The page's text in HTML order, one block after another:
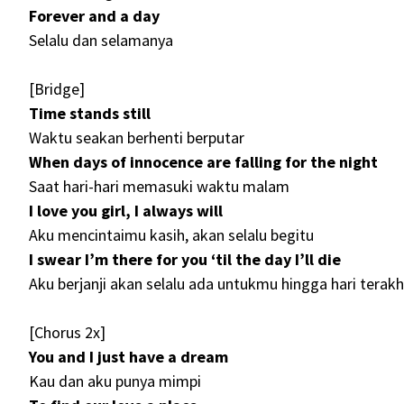
Forever and a day
Selalu dan selamanya
[Bridge]
Time stands still
Waktu seakan berhenti berputar
When days of innocence are falling for the night
Saat hari-hari memasuki waktu malam
I love you girl, I always will
Aku mencintaimu kasih, akan selalu begitu
I swear I’m there for you ‘til the day I’ll die
Aku berjanji akan selalu ada untukmu hingga hari
[Chorus 2x]
You and I just have a dream
Kau dan aku punya mimpi